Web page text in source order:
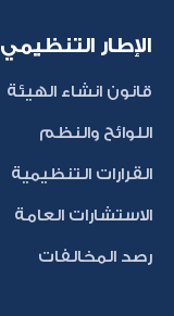
الإطار التنظيمي
قانون انشاء الهيئة
اللوائح والنظم
القرارات التنظيمية
الاستشارات العامة
رصد المخالفات